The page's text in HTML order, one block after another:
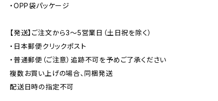
・OPP袋パッケージ
【発送】ご注文から3〜5営業日（土日祝を除く）
・日本郵便クリックポスト
・普通郵便（ご注意）追跡不可を予めご了承ください
複数お買い上げの場合、同梱発送
配送日時の指定不可